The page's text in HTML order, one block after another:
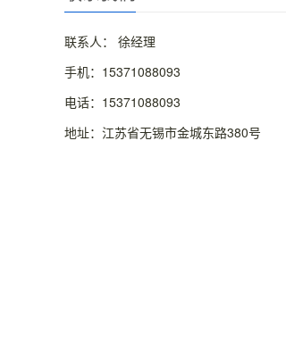
联系人： 徐经理
手机：15371088093
电话：15371088093
地址：江苏省无锡市金城东路380号